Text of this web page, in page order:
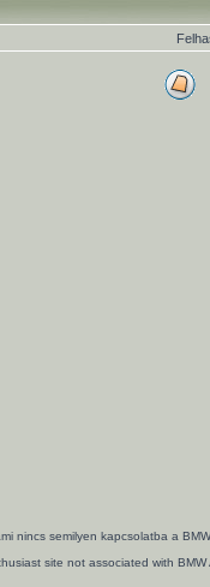
nincs semilyen kapcsolatba a
site not associated with